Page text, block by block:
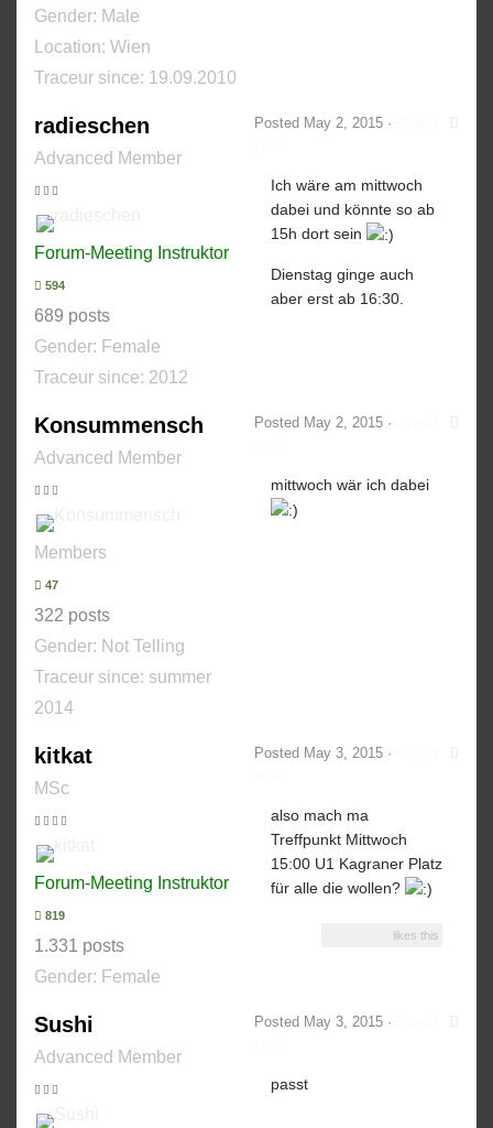
Gender: Male
Location: Wien
Traceur since: 19.09.2010
radieschen
Advanced Member
Forum-Meeting Instruktor
594
689 posts
Gender: Female
Traceur since: 2012
Posted May 2, 2015 ·
Ich wäre am mittwoch
dabei und könnte so ab
15h dort sein
Dienstag ginge auch
aber erst ab 16:30.
Konsummensch
Advanced Member
Members
47
322 posts
Gender: Not Telling
Traceur since: summer
2014
Posted May 2, 2015 ·
mittwoch wär ich dabei
kitkat
MSc
Forum-Meeting Instruktor
819
1.331 posts
Gender: Female
Posted May 3, 2015 ·
also mach ma
Treffpunkt Mittwoch
15:00 U1 Kagraner Platz
für alle die wollen?
likes this
Sushi
Advanced Member
Posted May 3, 2015 ·
passt